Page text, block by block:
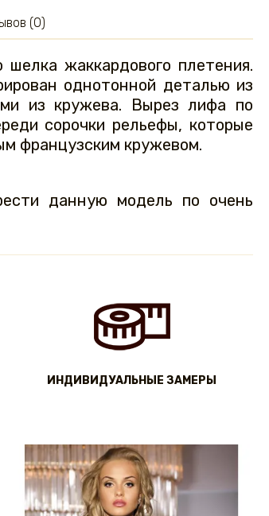
шелка жаккардового плетения.
однотонной деталью из
из кружева. Вырез лифа по
сорочки рельефы, которые
французским кружевом.
данную модель по очень
(0)
ИНДИВИДУАЛЬНЫЕ ЗАМЕРЫ